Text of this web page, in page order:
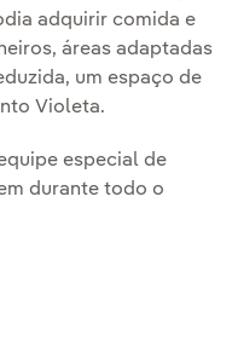
adquirir comida e
áreas adaptadas
um espaço de
Violeta.
especial de
durante todo o